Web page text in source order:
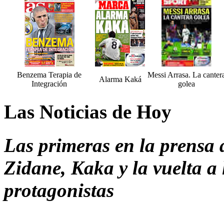
Benzema Terapia de
Integración
Alarma Kaká
Messi Arrasa. La
golea
Las Noticias de Hoy
Las primeras en la
Zidane, Kaka y la vuelta a
protagonistas